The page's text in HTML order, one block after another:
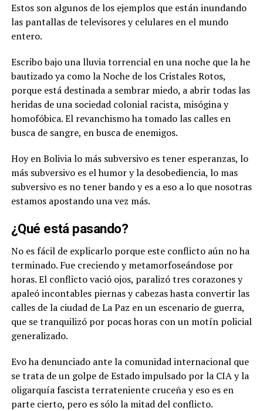
Estos son algunos de los ejemplos que están inundando
las pantallas de televisores y celulares en el mundo
entero.
Escribo bajo una lluvia torrencial en una noche que la he
bautizado ya como la Noche de los Cristales Rotos,
porque está destinada a sembrar miedo, a abrir todas las
heridas de una sociedad colonial racista, misógina y
homofóbica. El revanchismo ha tomado las calles en
busca de sangre, en busca de enemigos.
Hoy en Bolivia lo más subversivo es tener esperanzas, lo
más subversivo es el humor y la desobediencia, lo mas
subversivo es no tener bando y es a eso a lo que nosotras
estamos apostando una vez más.
¿Qué está pasando?
No es fácil de explicarlo porque este conflicto aún no ha
terminado. Fue creciendo y metamorfoseándose por
horas. El conflicto vació ojos, paralizó tres corazones y
apaleó incontables piernas y cabezas hasta convertir las
calles de la ciudad de La Paz en un escenario de guerra,
que se tranquilizó por pocas horas con un motín policial
generalizado.
Evo ha denunciado ante la comunidad internacional que
se trata de un golpe de Estado impulsado por la CIA y la
oligarquía fascista terrateniente cruceña y eso es en
parte cierto, pero es sólo la mitad del conflicto.